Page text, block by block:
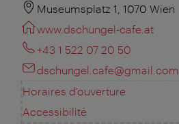
Museumsplatz 1, 1070 Wien
www.dschungel-cafe.at
+43 1 522 07 20 50
dschungel.cafe@gmail.com
Horaires d'ouverture
Accessibilité